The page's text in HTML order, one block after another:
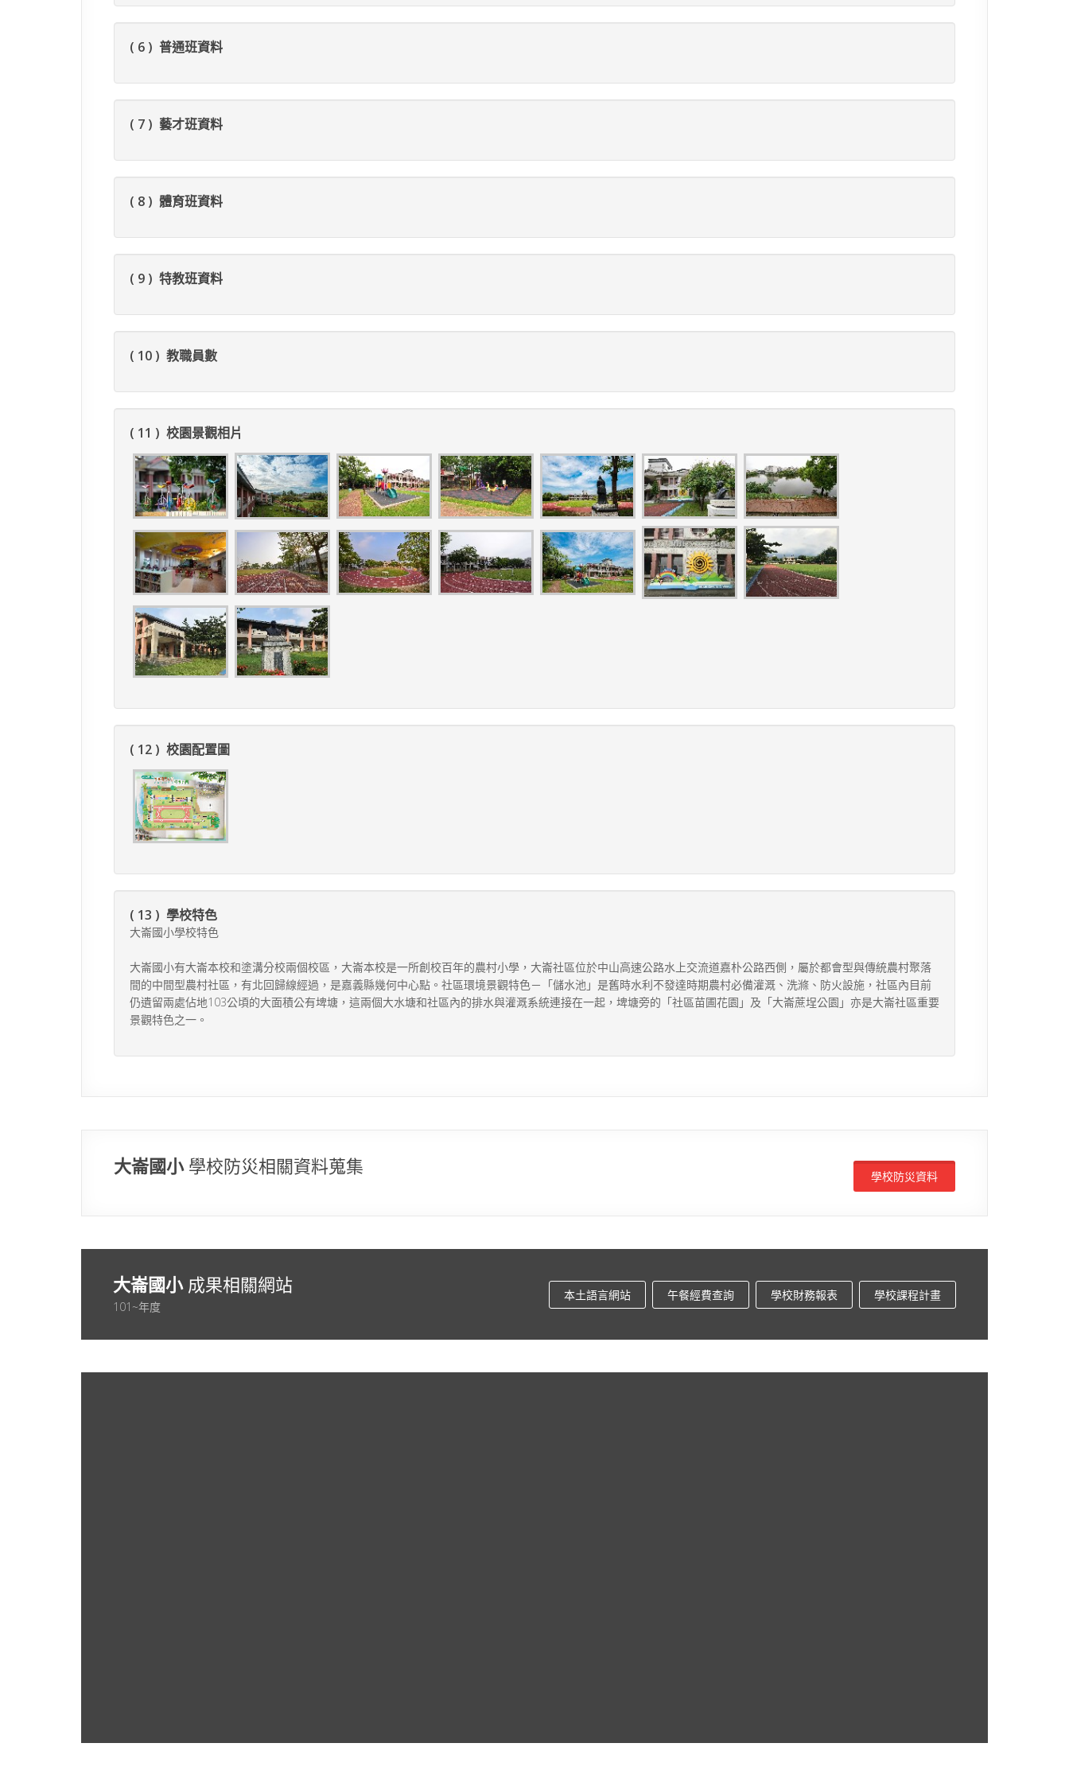
( 6 ) 普通班資料
( 7 ) 藝才班資料
( 8 ) 體育班資料
( 9 ) 特教班資料
( 10 ) 教職員數
( 11 ) 校園景觀相片
( 12 ) 校園配置圖
( 13 ) 學校特色
大崙國小學校特色
大崙國小有大崙本校和塗溝分校兩個校區，大崙本校是一所創校百年的農村小學，大崙社區位於中山高速公路水上交流道嘉朴公路西側，屬於都會型與傳統農村聚落
間的中間型農村社區，有北回歸線經過，是嘉義縣幾何中心點。社區環境景觀特色－「儲水池」是舊時水利不發達時期農村必備灌溉、洗滌、防火設施，社區內目前
仍遺留兩處佔地103公頃的大面積公有埤塘，這兩個大水塘和社區內的排水與灌溉系統連接在一起，埤塘旁的「社區苗圃花園」及「大崙蔗埕公園」亦是大崙社區重要
景觀特色之一。
學校防災資料
大崙國小學校防災相關資料蒐集
本土語言網站 午餐經費查詢 學校財務報表 學校課程計畫
大崙國小成果相關網站
101~年度